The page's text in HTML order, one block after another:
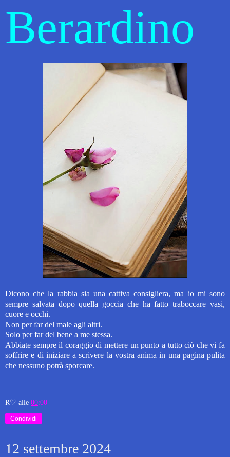
Berardino
Dicono che la rabbia sia una cattiva consigliera,ma io mi sono
sempre salvata dopo quella goccia che ha fatto traboccare vasi,
cuore e occhi.
Non per far del male agli altri.
Solo per far del bene a me stessa.
Abbiate sempre il coraggio di mettere un punto a tutto ciò che vi fa
soffrire e di iniziare a scrivere la vostra anima in una pagina pulita
che nessuno potrà sporcare.
R♡ alle 00:00
Condividi
12 settembre 2024